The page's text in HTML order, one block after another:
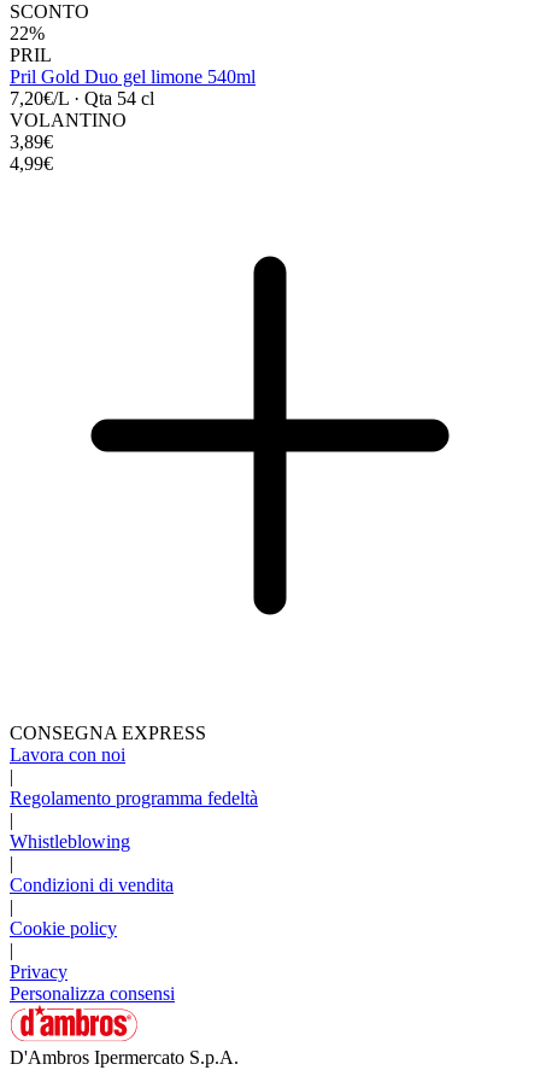
SCONTO
22%
PRIL
Pril Gold Duo gel limone 540ml
7,20€/L · Qta 54 cl
VOLANTINO
3,89€
4,99€
CONSEGNA EXPRESS
Lavora con noi
|
Regolamento programma fedeltà
|
Whistleblowing
|
Condizioni di vendita
|
Cookie policy
|
Privacy
Personalizza consensi
D'Ambros Ipermercato S.p.A.